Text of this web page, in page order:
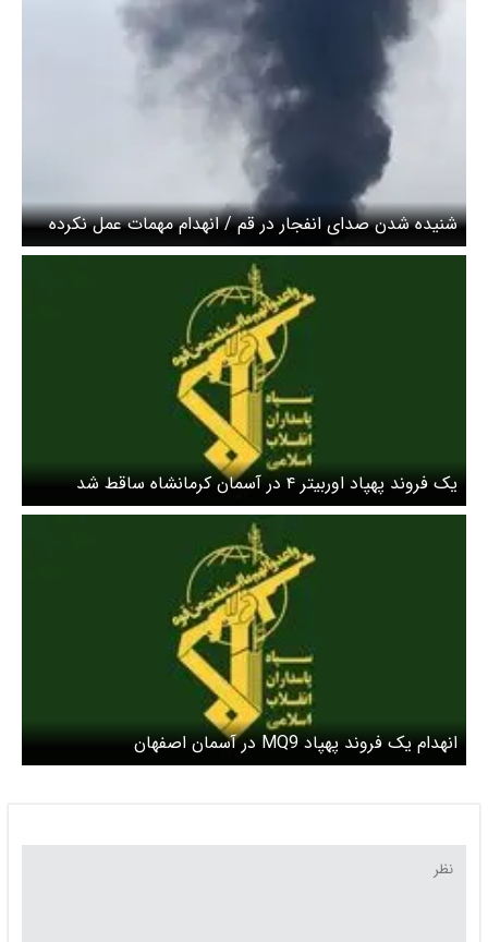
شنیده شدن صدای انفجار در قم / انهدام مهمات عمل نکرده
تجاوز آمریکایی صهیونی
یک فروند پهپاد اوربیتر ۴ در آسمان کرمانشاه ساقط شد
انهدام یک فروند پهپاد MQ9 در آسمان اصفهان